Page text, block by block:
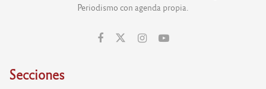
Periodismo con agenda propia.
Secciones